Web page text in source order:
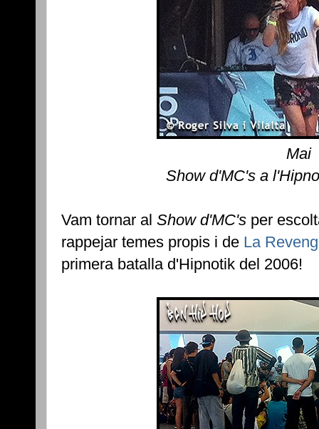
Mai
Show d'MC's a
Vam tornar al Show d'MC's per
rappejar temes propis i de La
primera batalla d'Hipnotik del 2006!